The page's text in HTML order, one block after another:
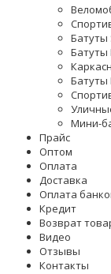
Батуты
Батуты
Батуты
Мини-
Прайс
Оптом
Оплата
Доставка
Оплата
Кредит
Возврат
Видео
Отзывы
Контакты